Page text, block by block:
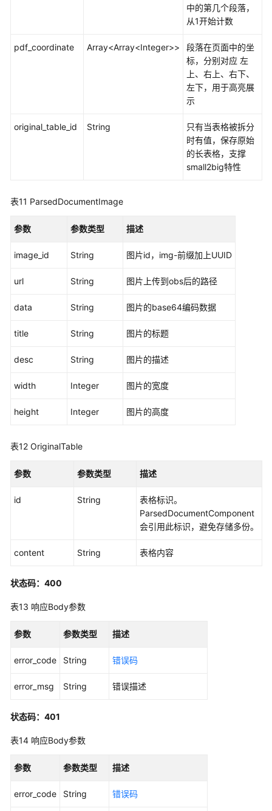
档
用
参
术
任
担
云
务
级
（SLA）
皮
资
域
系
权
中的第几个段落，
从1开始计数
pdf_coordinate Array<Array<Integer>>
段落在页面中的坐
标，分别对应 左
上、右上、右下、
左下，用于高亮展
示
original_table_id String
只有当表格被拆分
时有值，保存原始
的长表格，支撑
small2big特性
表11 ParsedDocumentImage
参数 参数类型 描述
image_id String 图片id，img-前缀加上UUID
url String 图片上传到obs后的路径
data String 图片的base64编码数据
title String 图片的标题
desc String 图片的描述
width Integer 图片的宽度
height Integer 图片的高度
表12 OriginalTable
参数 参数类型 描述
id String
表格标识。
ParsedDocumentComponent
会引用此标识，避免存储多份。
content String 表格内容
状态码：400
表13 响应Body参数
参数 参数类型 描述
error_code String 错误码
error_msg String 错误描述
状态码：401
表14 响应Body参数
参数 参数类型 描述
error_code String 错误码